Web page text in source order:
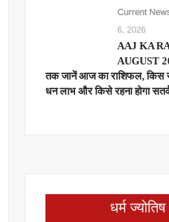
Current
6, 2026
AAJ KA
AUGUST
तक जानें आज का राशिफल, किस
धन लाभ और किसे रहना होगा
धर्म ज्योतिष